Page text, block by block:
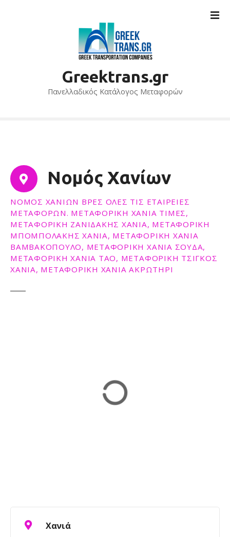
Greektrans.gr
Πανελλαδικός Κατάλογος Μεταφορών
Νομός Χανίων
ΝΟΜΌΣ ΧΑΝΊΩΝ ΒΡΕΣ ΌΛΕΣ ΤΙΣ ΕΤΑΙΡΕΊΕΣ
ΜΕΤΑΦΟΡΏΝ. ΜΕΤΑΦΟΡΙΚΗ ΧΑΝΙΑ ΤΙΜΕΣ,
ΜΕΤΑΦΟΡΙΚΗ ΖΑΝΙΔΑΚΗΣ ΧΑΝΙΑ, ΜΕΤΑΦΟΡΙΚΗ
ΜΠΟΜΠΟΛΑΚΗΣ ΧΑΝΙΑ, ΜΕΤΑΦΟΡΙΚΗ ΧΑΝΙΑ
ΒΑΜΒΑΚΟΠΟΥΛΟ, ΜΕΤΑΦΟΡΙΚΗ ΧΑΝΙΑ ΣΟΥΔΑ,
ΜΕΤΑΦΟΡΙΚΗ ΧΑΝΙΑ ΤΑΟ, ΜΕΤΑΦΟΡΙΚΗ ΤΣΙΓΚΟΣ
ΧΑΝΙΑ, ΜΕΤΑΦΟΡΙΚΗ ΧΑΝΙΑ ΑΚΡΩΤΗΡΙ
Χανιά